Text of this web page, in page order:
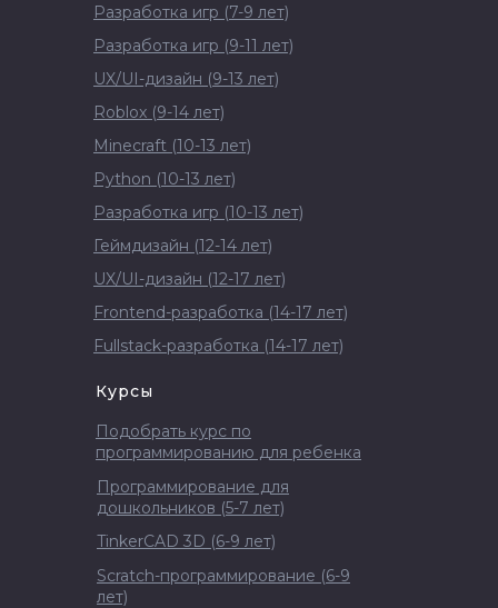
Разработка игр (7-9 лет)
UX/UI-дизайн (9-13 лет)
UX/UI-дизайн (12-17 лет)
Frontend-разработка (14-17 лет)
Fullstack-разработка (14-17 лет)
Разработка игр (10-13 лет)
Геймдизайн (12-14 лет)
Roblox (9-14 лет)
Разработка игр (9-11 лет)
Minecraft (10-13 лет)
Python (10-13 лет)
Подобрать курс по
программированию для ребенка
Программирование для
дошкольников (5-7 лет)
TinkerCAD 3D (6-9 лет)
Scratch-программирование (6-9
лет)
Курсы